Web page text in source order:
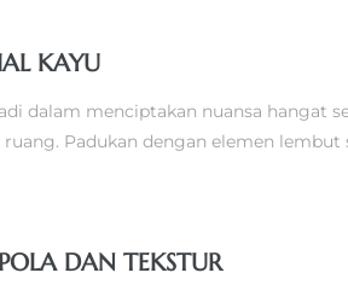
KAYU
dalam menciptakan nuansa hangat
Padukan dengan elemen
DAN TEKSTUR